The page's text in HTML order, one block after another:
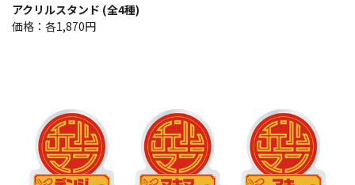
アクリルスタンド (全4種)
価格：各1,870円